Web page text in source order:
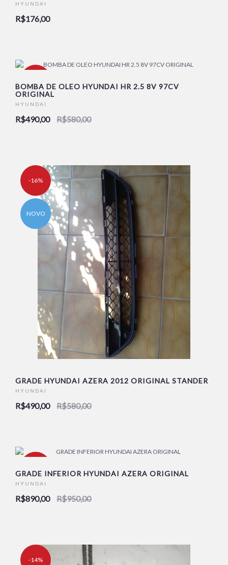
HYUNDAI
R$176,00
BOMBA DE OLEO HYUNDAI HR 2.5 8V 97CV
ORIGINAL
HYUNDAI
R$490,00 R$580,00
-16%
NOVO
GRADE HYUNDAI AZERA 2012 ORIGINAL STANDER
HYUNDAI
R$490,00 R$580,00
NOVO
GRADE INFERIOR HYUNDAI AZERA ORIGINAL
HYUNDAI
R$890,00 R$950,00
-14%